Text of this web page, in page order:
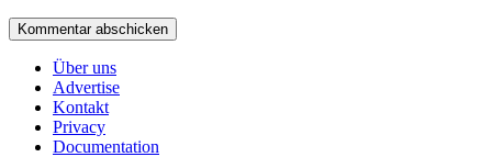
Über uns
Advertise
Kontakt
Privacy
Documentation